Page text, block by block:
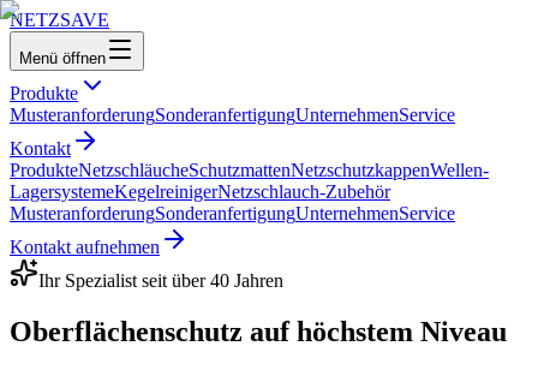
NETZSAVE
Menü öffnen
Produkte
MusteranforderungSonderanfertigungUnternehmenService
Kontakt
ProdukteNetzschläucheSchutzmattenNetzschutzkappenWellen-
LagersystemeKegelreinigerNetzschlauch-Zubehör
MusteranforderungSonderanfertigungUnternehmenService
Kontakt aufnehmen
Ihr Spezialist seit über 40 Jahren
Oberflächenschutz aufhöchstem Niveau